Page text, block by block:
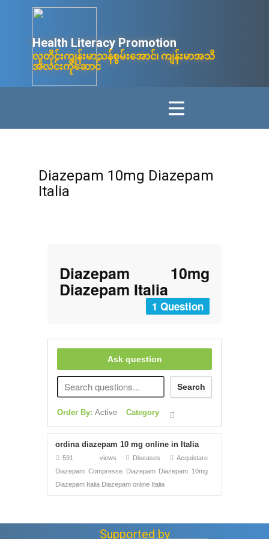
Health Litera​cy ​Promotion
လူတိုင်းကျန်းမာသန်စွမ်းအောင်၊ ကျန်းမာအသိ
အလင်းကိုဆောင်
Diazepam 10mg Diazepam
Italia
Diazepam 10mg
Diazepam Italia
1 Question
Ask question
Search
Order By: Active Category
ordina diazepam 10 mg online in Italia
591 views Diseases
Acquistare
Diazepam Compresse Diazepam Diazepam 10mg
Diazepam Italia Diazepam online Italia
Supported by